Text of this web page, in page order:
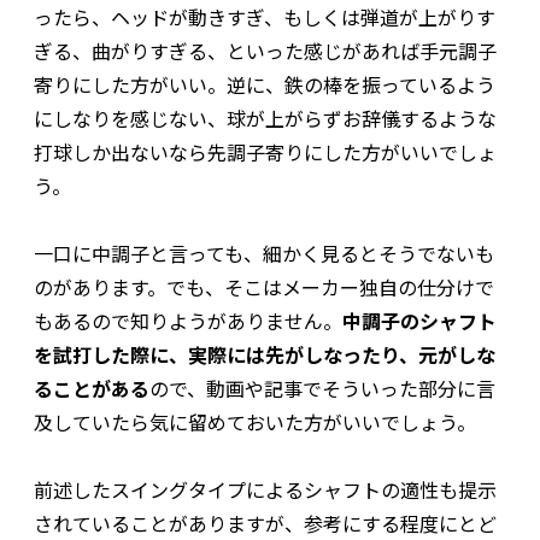
ったら、ヘッドが動きすぎ、もしくは弾道が上がりす
ぎる、曲がりすぎる、といった感じがあれば手元調子
寄りにした方がいい。逆に、鉄の棒を振っているよう
にしなりを感じない、球が上がらずお辞儀するような
打球しか出ないなら先調子寄りにした方がいいでしょ
う。
一口に中調子と言っても、細かく見るとそうでないも
のがあります。でも、そこはメーカー独自の仕分けで
もあるので知りようがありません。 中調子のシャフト
を試打した際に、実際には先がしなったり、元がしな
ることがあるので、動画や記事でそういった部分に言
及していたら気に留めておいた方がいいでしょう。
前述したスイングタイプによるシャフトの適性も提示
されていることがありますが、参考にする程度にとど